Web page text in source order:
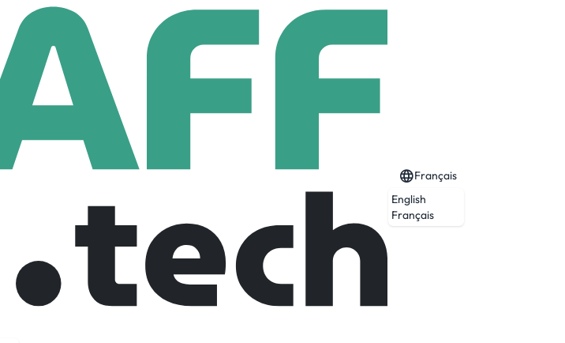
Français
English
Français
Client (CX) pour l’hôtellerie et le luxe, intervenant en France et au